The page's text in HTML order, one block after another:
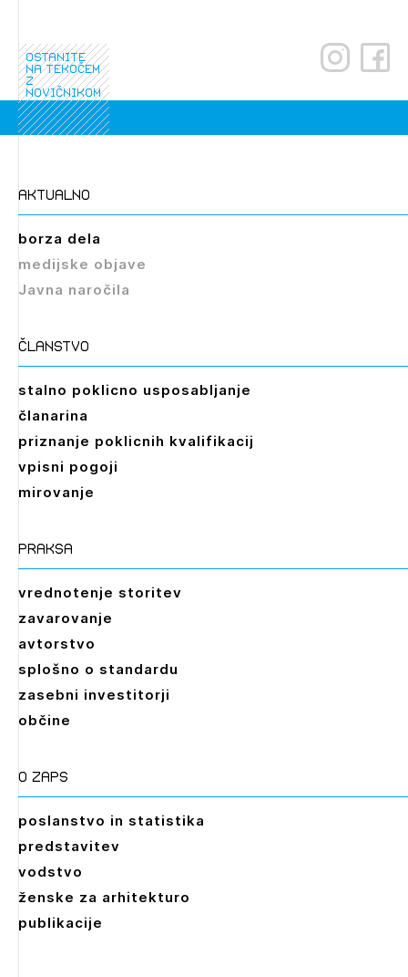
registriranim uporabnikom. Da lahko do nje
dostopate, se je potrebno prijaviti.
PRIJAVITE SE
ostanite
na tekočem
z
novičnikom
aktualno
borza dela
medijske objave
Javna naročila
članstvo
stalno poklicno usposabljanje
članarina
priznanje poklicnih kvalifikacij
vpisni pogoji
mirovanje
praksa
vrednotenje storitev
zavarovanje
avtorstvo
splošno o standardu
zasebni investitorji
občine
O zaps
poslanstvo in statistika
predstavitev
vodstvo
ženske za arhitekturo
publikacije